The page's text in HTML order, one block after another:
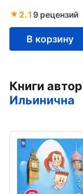
2.1 9 рецензий
В корзину
Книги
Ильинична